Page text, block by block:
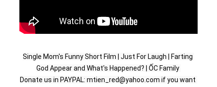
Single Mom's Funny Short Film | Just For Laugh | Farting
God Appear and What's Happened? | ỐC Family
Donate us in PAYPAL: mtien_red@yahoo.com if you want